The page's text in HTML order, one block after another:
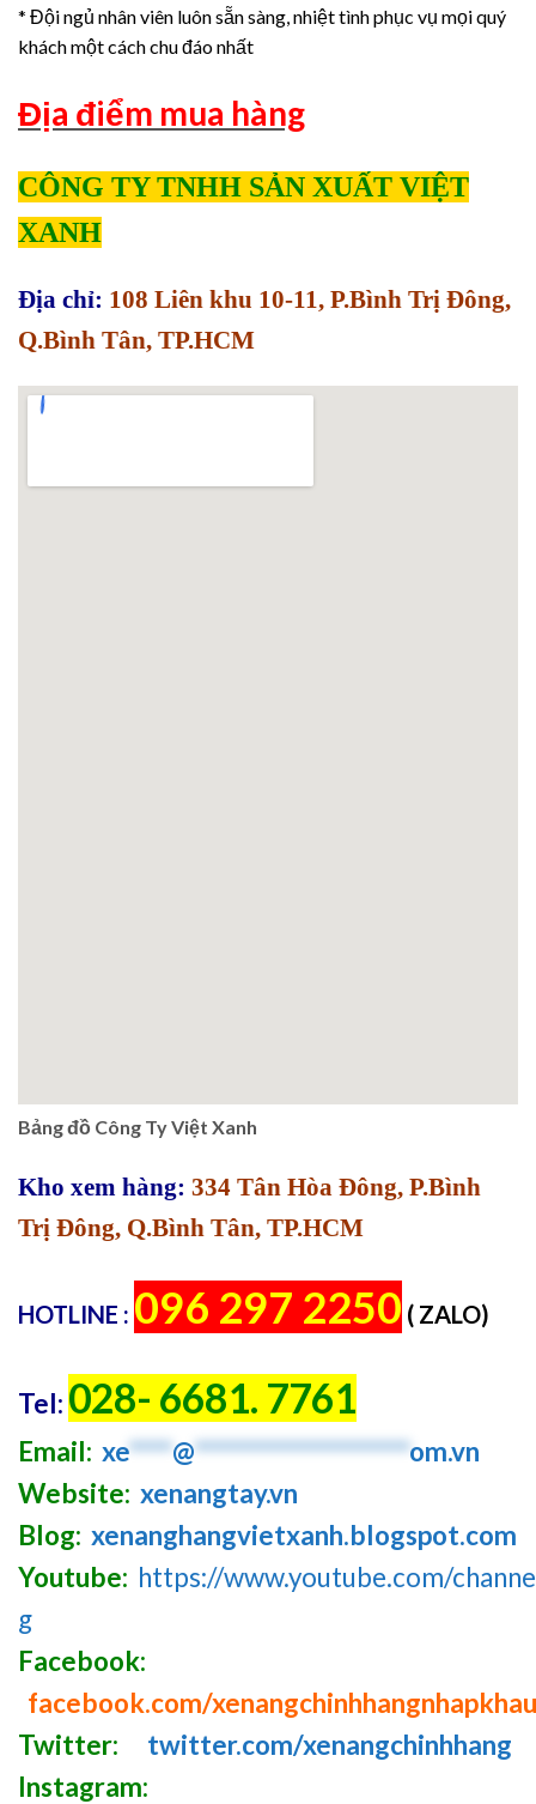
* Đội ngủ nhân viên luôn sẵn sàng, nhiệt tình phục vụ mọi quý
khách một cách chu đáo nhất
Địa điểm mua hàng
CÔNG TY TNHH SẢN XUẤT VIỆT
XANH
Địa chỉ: 108 Liên khu 10-11, P.Bình Trị Đông,
Q.Bình Tân, TP.HCM
Bảng đồ Công Ty Việt Xanh
Kho xem hàng: 334 Tân Hòa Đông, P.Bình
Trị Đông, Q.Bình Tân, TP.HCM
HOTLINE : 096 297 2250 ( ZALO)
Tel: 028- 6681. 7761
Email: xe****@********************om.vn
Website: xenangtay.vn
Blog: xenanghangvietxanh.blogspot.com
Youtube: https://www.youtube.com/
g
Facebook:
facebook.com/xenangchinhhangnhapkhau
Twitter:
twitter.com/xenangchinhhang
Instagram: